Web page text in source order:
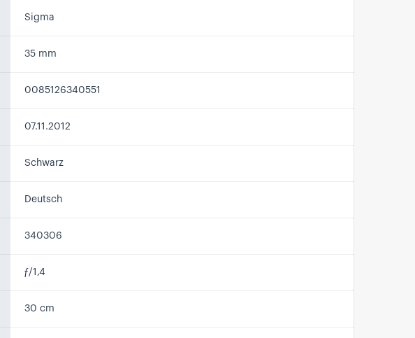
Sigma
35 mm
0085126340551
07.11.2012
Schwarz
Deutsch
340306
ƒ/1,4
30 cm